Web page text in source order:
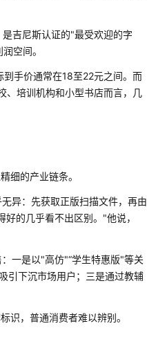
吉尼斯认证的"最受欢迎的字
空间。
手价通常在18至22元之间。而
、培训机构和小型书店而言，几
细的产业链条。
异：先获取正版扫描文件，再由
的几乎看不出区别。"他说，
一是以"高仿"“学生特惠版"等关
引下沉市场用户；三是通过教辅
识，普通消费者难以辨别。